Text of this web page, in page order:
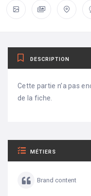
DESCRIPTION
Cette partie n’a pas
de la fiche.
MÉTIERS
Brand content